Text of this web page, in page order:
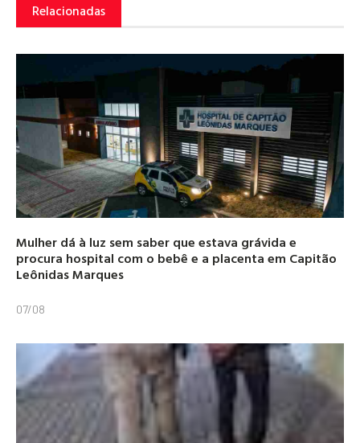
Relacionadas
Mulher dá à luz sem saber que estava grávida e
procura hospital com o bebê e a placenta em Capitão
Leônidas Marques
07/08